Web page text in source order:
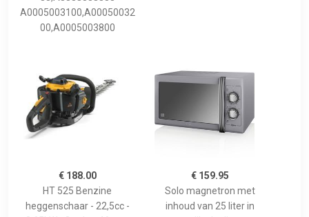
A0005003100,A00050032
00,A0005003800
€ 188.00
HT 525 Benzine
heggenschaar - 22,5cc -
€ 159.95
Solo magnetron met
inhoud van 25 liter in